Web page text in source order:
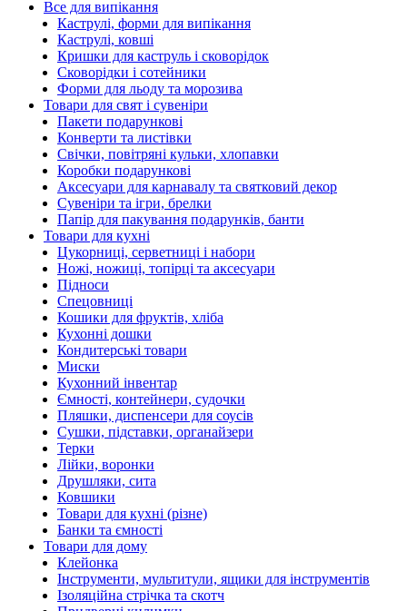
Все для випікання
Каструлі, форми для випікання
Каструлі, ковші
Кришки для каструль і сковорідок
Сковорідки і сотейники
Форми для льоду та морозива
Товари для свят і сувеніри
Пакети подарункові
Конверти та листівки
Свічки, повітряні кульки, хлопавки
Коробки подарункові
Аксесуари для карнавалу та святковий декор
Сувеніри та ігри, брелки
Папір для пакування подарунків, банти
Товари для кухні
Цукорниці, серветниці і набори
Ножі, ножиці, топірці та аксесуари
Підноси
Спецовниці
Кошики для фруктів, хліба
Кухонні дошки
Кондитерські товари
Миски
Кухонний інвентар
Ємності, контейнери, судочки
Пляшки, диспенсери для соусів
Сушки, підставки, органайзери
Терки
Лійки, воронки
Друшляки, сита
Ковшики
Товари для кухні (різне)
Банки та ємності
Товари для дому
Клейонка
Інструменти, мультитули, ящики для інструментів
Ізоляційна стрічка та скотч